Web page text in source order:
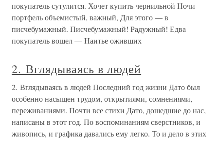
покупатель сутулится. Хочет купить чернильной Ночи
портфель объемистый, важный, Для этого — в
писчебумажный. Писчебумажный! Радужный! Едва
покупатель вошел — Наитье оживших
2. Вглядываясь в людей
2. Вглядываясь в людей Последний год жизни Дато был
особенно насыщен трудом, открытиями, сомнениями,
переживаниями. Почти все стихи Дато, дошедшие до нас,
написаны в этот год. По воспоминаниям сверстников, и
живопись, и графика давались ему легко. То и дело в этих